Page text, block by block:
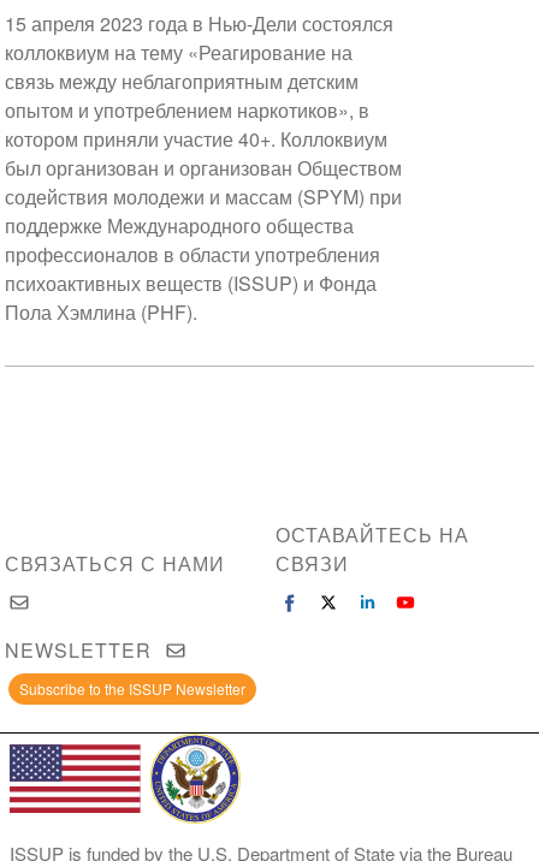
15 апреля 2023 года в Нью-Дели состоялся
коллоквиум на тему «Реагирование на
связь между неблагоприятным детским
опытом и употреблением наркотиков», в
котором приняли участие 40+. Коллоквиум
был организован и организован Обществом
содействия молодежи и массам (SPYM) при
поддержке Международного общества
профессионалов в области употребления
психоактивных веществ (ISSUP) и Фонда
Пола Хэмлина (PHF).
СВЯЗАТЬСЯ С НАМИ
ОСТАВАЙТЕСЬ НА
СВЯЗИ
NEWSLETTER
Subscribe to the ISSUP Newsletter
ISSUP is funded by the U.S. Department of State via the Bureau